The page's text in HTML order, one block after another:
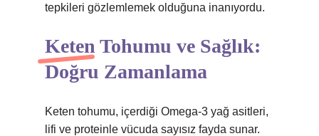
tepkileri gözlemlemek olduğuna inanıyordu.
Keten Tohumu ve Sağlık:
Doğru Zamanlama
Keten tohumu, içerdiği Omega-3 yağ asitleri,
lifi ve proteinle vücuda sayısız fayda sunar.